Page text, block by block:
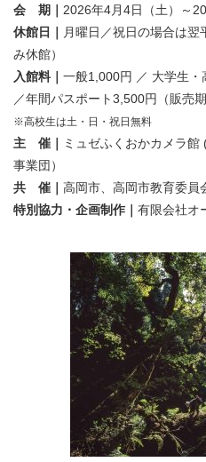
会 期｜ 2026年4月4日（土）～
休館日｜
月曜日／祝日の場合は
み休館）
入館料｜ 一般1,000円 ／ 大学生
／年間パスポート3,500円（販売
※高校生は土・日・祝日無料
主 催｜
ミュゼふくおかカメラ
事業団）
共 催｜ 高岡市、高岡市教育委員
特別協力・企画制作｜ 有限会社オ